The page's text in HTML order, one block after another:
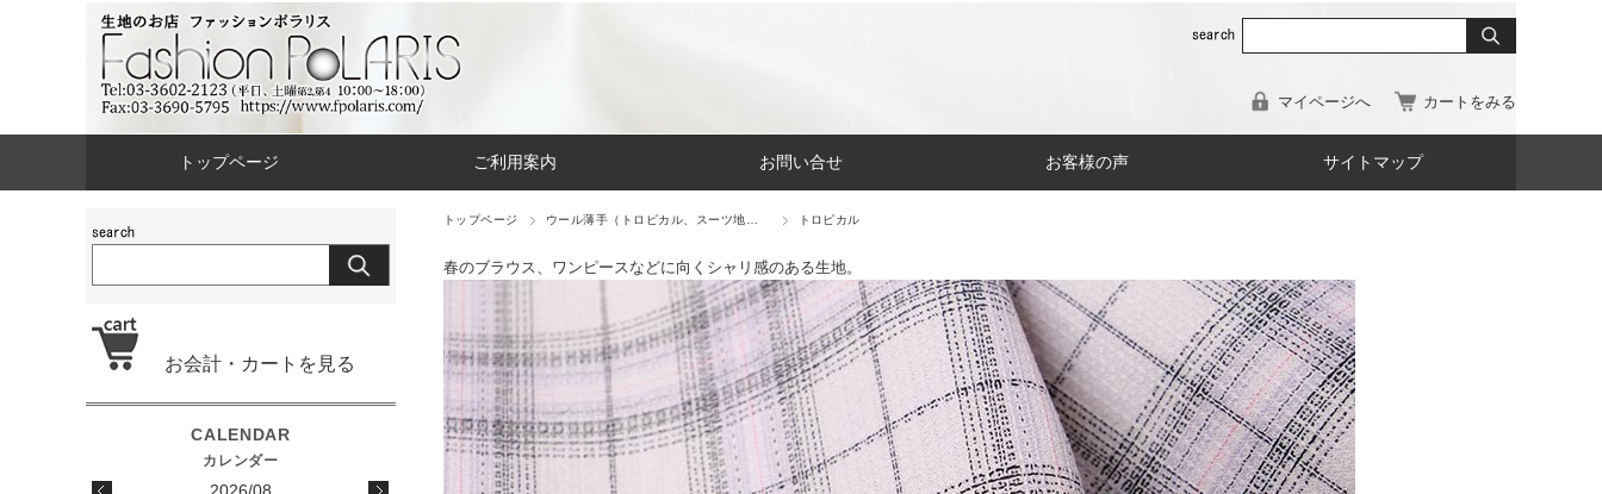
マイページへ カートをみる
トップページ ご利用案内 お問い合せ お客様の声 サイトマップ
トップページ ウール薄手（トロピカル、スーツ地… トロピカル
春のブラウス、ワンピースなどに向くシャリ感のある生地。
お会計・カートを見る